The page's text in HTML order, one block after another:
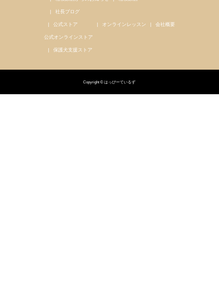
社長ブログ
公式ストア
公式オンラインストア
保護犬支援ストア
オンラインレッスン 会社概要
Copyright © はっぴーているず